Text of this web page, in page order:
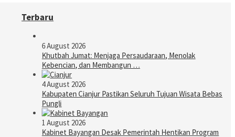
Terbaru
6 August 2026
Khutbah Jumat: Menjaga Persaudaraan, Menolak
Kebencian, dan Membangun …
4 August 2026
Kabupaten Cianjur Pastikan Seluruh Tujuan Wisata Bebas
Pungli
1 August 2026
Kabinet Bayangan Desak Pemerintah Hentikan Program